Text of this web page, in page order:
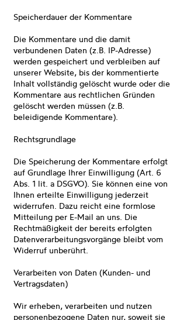
Speicherdauer der Kommentare
Die Kommentare und die damit
verbundenen Daten (z.B. IP-Adresse)
werden gespeichert und verbleiben auf
unserer Website, bis der kommentierte
Inhalt vollständig gelöscht wurde oder die
Kommentare aus rechtlichen Gründen
gelöscht werden müssen (z.B.
beleidigende Kommentare).
Rechtsgrundlage
Die Speicherung der Kommentare erfolgt
auf Grundlage Ihrer Einwilligung (Art. 6
Abs. 1 lit. a DSGVO). Sie können eine von
Ihnen erteilte Einwilligung jederzeit
widerrufen. Dazu reicht eine formlose
Mitteilung per E-Mail an uns. Die
Rechtmäßigkeit der bereits erfolgten
Datenverarbeitungsvorgänge bleibt vom
Widerruf unberührt.
Verarbeiten von Daten (Kunden- und
Vertragsdaten)
Wir erheben, verarbeiten und nutzen
personenbezogene Daten nur, soweit sie